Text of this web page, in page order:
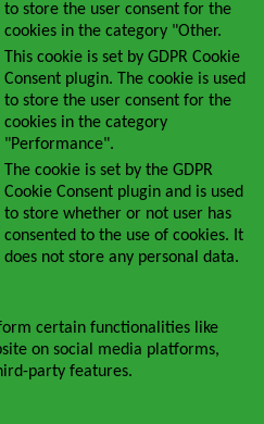
to store the user consent for the
cookies in the category "Other.
This cookie is set by GDPR Cookie
Consent plugin. The cookie is used
to store the user consent for the
cookies in the category
"Performance".
The cookie is set by the GDPR
Cookie Consent plugin and is used
to store whether or not user has
consented to the use of cookies. It
does not store any personal data.
certain functionalities like
on social media platforms,
party features.